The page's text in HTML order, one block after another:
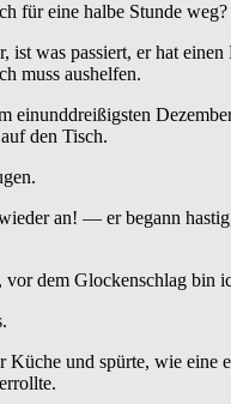
für eine halbe Stunde weg?
ist was passiert, er hat einen
muss aushelfen.
einunddreißigsten
den Tisch.
an! — er begann
dem Glockenschlag bin
Küche und spürte, wie eine